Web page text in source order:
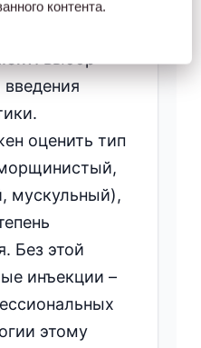
выбор
введения
оценить тип
мускульный),
Без этой
инъекции –
этому
контента.